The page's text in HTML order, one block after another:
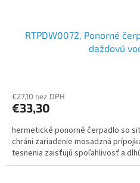
RTPDW0072, Ponorné
dažďovú
€27,10 bez DPH
€33,30
hermetické ponorné čerpadlo so
chráni zariadenie mosadzná
tesnenia zaisťujú spoľahlivosť a